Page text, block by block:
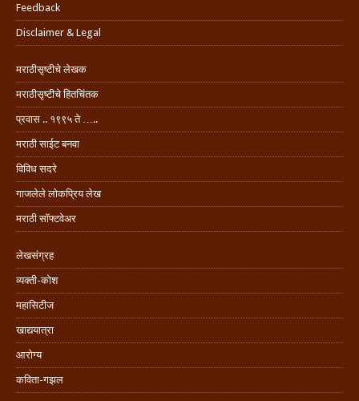
Feedback
Disclaimer & Legal
मराठीसृष्टीचे लेखक
मराठीसृष्टीचे हितचिंतक
प्रवास .. १९९५ ते …..
मराठी साईट बनवा
विविध सदरे
गाजलेले लोकप्रिय लेख
मराठी सॉफ्टवेअर
लेखसंग्रह
व्यक्ती-कोश
महासिटीज
खाद्ययात्रा
आरोग्य
कविता-गझल